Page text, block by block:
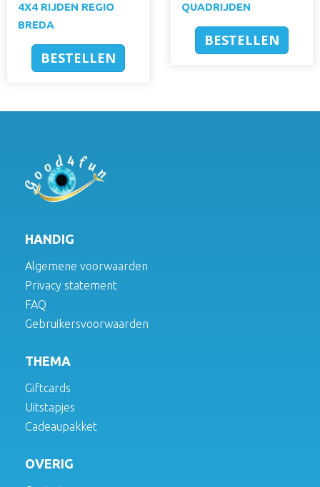
4X4 RIJDEN REGIO
BREDA
BESTELLEN
QUADRIJDEN
BESTELLEN
HANDIG
Algemene voorwaarden
Privacy statement
FAQ
Gebruikersvoorwaarden
THEMA
Giftcards
Uitstapjes
Cadeaupakket
OVERIG